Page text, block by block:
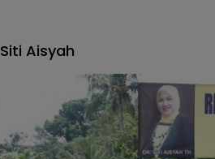
Siti Aisyah